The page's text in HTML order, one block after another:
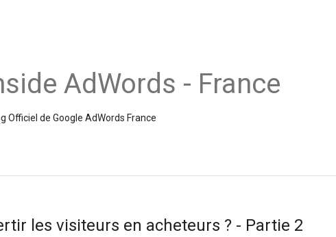
AdWords - France
Officiel de Google AdWords France
les visiteurs en acheteurs ? - Partie 2